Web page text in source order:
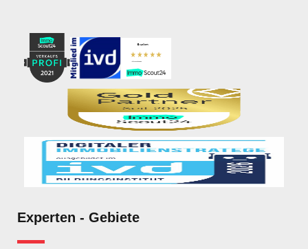
Experten - Gebiete